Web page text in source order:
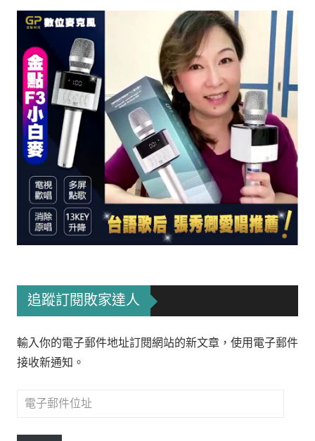
追蹤訂閱敗家達人
輸入你的電子郵件地址訂閱網站的新文章，使用電子郵件
接收新通知。
電
郵